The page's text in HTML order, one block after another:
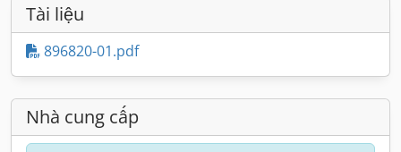
Tài liệu
896820-01.pdf
Nhà cung cấp